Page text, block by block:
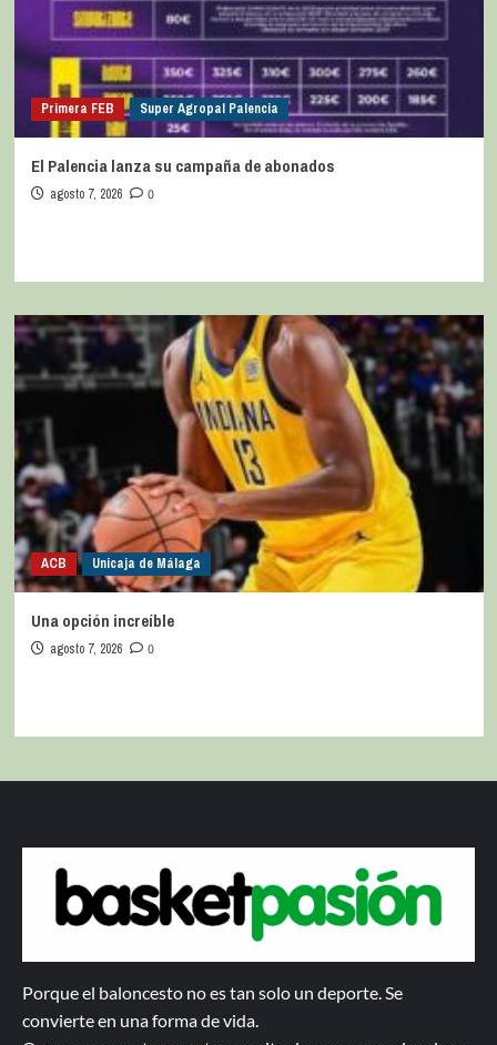
Primera FEB Super Agropal Palencia
El Palencia lanza su campaña de abonados
agosto 7, 2026 0
ACB Unicaja de Málaga
Una opción increíble
agosto 7, 2026 0
Porque el baloncesto no es tan solo un deporte. Se
convierte en una forma de vida.